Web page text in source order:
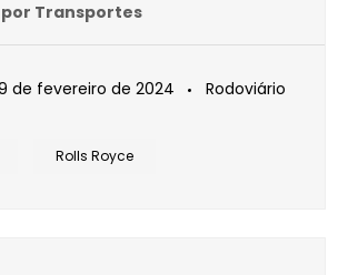
por Transportes
de fevereiro de 2024 Rodoviário
Rolls Royce